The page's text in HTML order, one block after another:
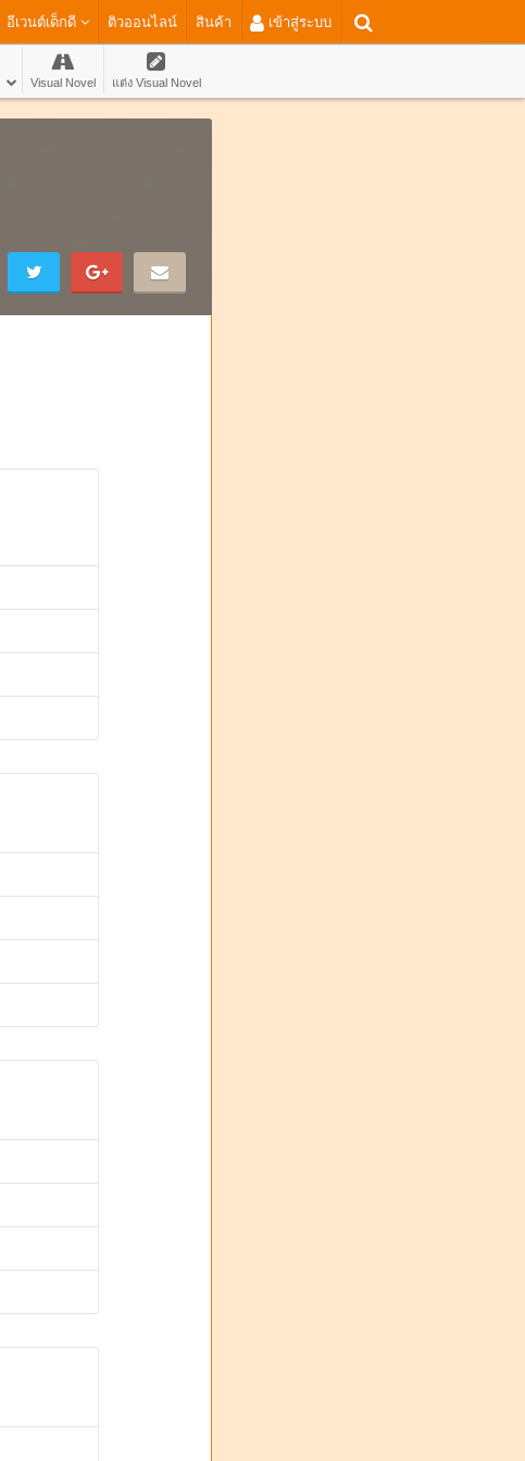
อีเวนต์เด็กดี ติวออนไลน์ สินค้า เข้าสู่ระบบ
Visual Novel แต่ง Visual Novel